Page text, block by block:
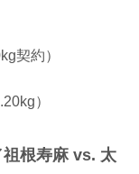
契約）
）
根寿麻 vs. 太